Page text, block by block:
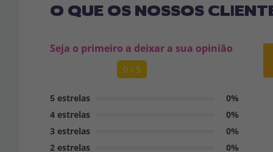
O QUE OS NOSSOS
Seja o primeiro a deixar a sua opinião
0 / 5
5 estrelas
0%
4 estrelas
0%
3 estrelas
0%
2 estrelas
0%